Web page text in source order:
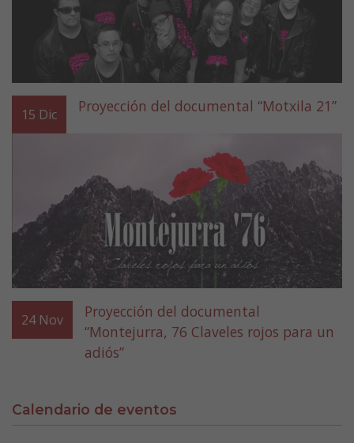
15 Dic Proyección del documental “Motxila 21”
24 Nov
Proyección del documental
“Montejurra, 76 Claveles rojos para un
adiós”
Calendario de eventos